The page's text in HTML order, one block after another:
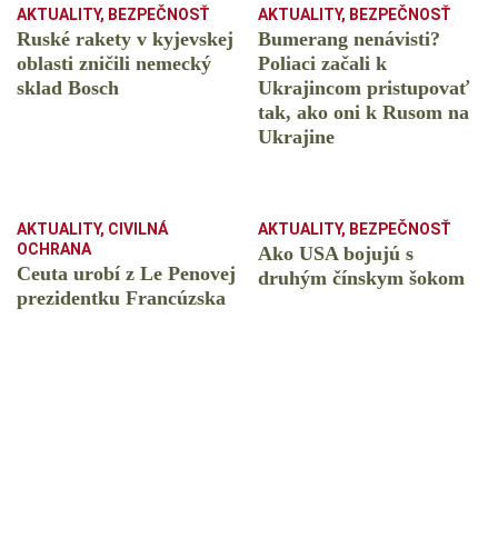
AKTUALITY, BEZPEČNOSŤ
Ruské rakety v kyjevskej
oblasti zničili nemecký
sklad Bosch
AKTUALITY, BEZPEČNOSŤ
Bumerang nenávisti?
Poliaci začali k
Ukrajincom pristupovať
tak, ako oni k Rusom na
Ukrajine
AKTUALITY, CIVILNÁ
OCHRANA
Ceuta urobí z Le Penovej
prezidentku Francúzska
AKTUALITY, BEZPEČNOSŤ
Ako USA bojujú s
druhým čínskym šokom